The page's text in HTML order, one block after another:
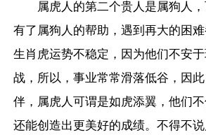
属虎人的第二个贵人是属狗人
有了属狗人的帮助，遇到再大的困难
生肖虎运势不稳定，因为他们不安
战，所以，事业常常滑落低谷，因
伴，属虎人可谓是如虎添翼，他们不
还能创造出更美好的成绩。不得不